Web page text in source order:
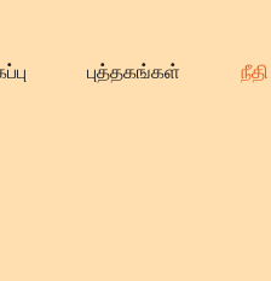
புத்தகங்கள்